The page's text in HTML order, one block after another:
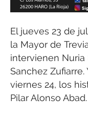
El jueves 23 de
la Mayor de
intervienen Nuria
Sanchez
viernes 24, los
Pilar Alonso Abad.